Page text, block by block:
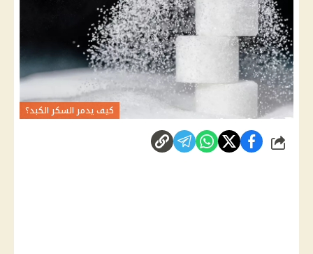
كيف يدمر السكر الكبد؟
شارك